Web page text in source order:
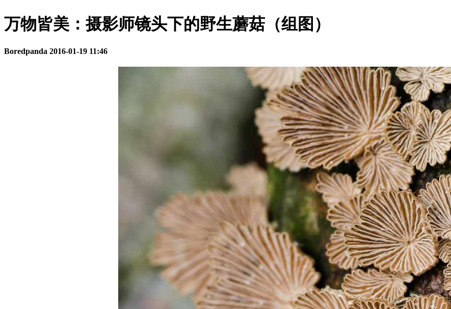
万物皆美：摄影师镜头下的野生蘑菇（组图）
Boredpanda 2016-01-19 11:46